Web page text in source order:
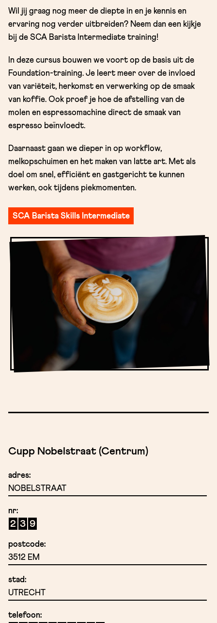
Wil jij graag nog meer de diepte in en je kennis en
ervaring nog verder uitbreiden? Neem dan een kijkje
bij de SCA Barista Intermediate training!
In deze cursus bouwen we voort op de basis uit de
Foundation-training. Je leert meer over de invloed
van variëteit, herkomst en verwerking op de smaak
van koffie. Ook proef je hoe de afstelling van de
molen en espressomachine direct de smaak van
espresso beïnvloedt.
Daarnaast gaan we dieper in op workflow,
melkopschuimen en het maken van latte art. Met als
doel om snel, efficiënt en gastgericht te kunnen
werken, ook tijdens piekmomenten.
SCA Barista Skills Intermediate
Cupp Nobelstraat (Centrum)
adres:
NOBELSTRAAT
nr:
2 3 9
postcode:
3512 EM
stad:
UTRECHT
telefoon: